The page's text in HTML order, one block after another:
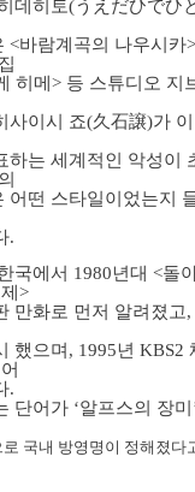
데히토(うえだひでひ
<바람계곡의 나우시카>
히메 > 등 스튜디오 지
사이시 죠(久石譲)가
하는 세계적인 악성이
어떤 스타일이었는지
.
국에서 1980년대 <돌
>
만화로 먼저 알려졌고,
했으며 , 1995년 KBS2
.
단어가 ‘알프스의 장
국내 방영명이 정해졌다